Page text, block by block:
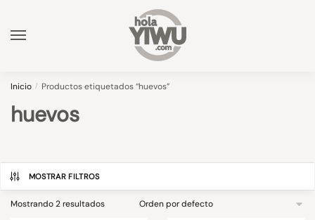
navigation
content
Inicio / Productos etiquetados “huevos”
huevos
MOSTRAR FILTROS
Mostrando 2 resultados